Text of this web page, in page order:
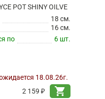
POT SHINY OILVE
18 см.
16 см.
по
6 шт.
18.08.26г.
2 159 ₽
shopping_cart